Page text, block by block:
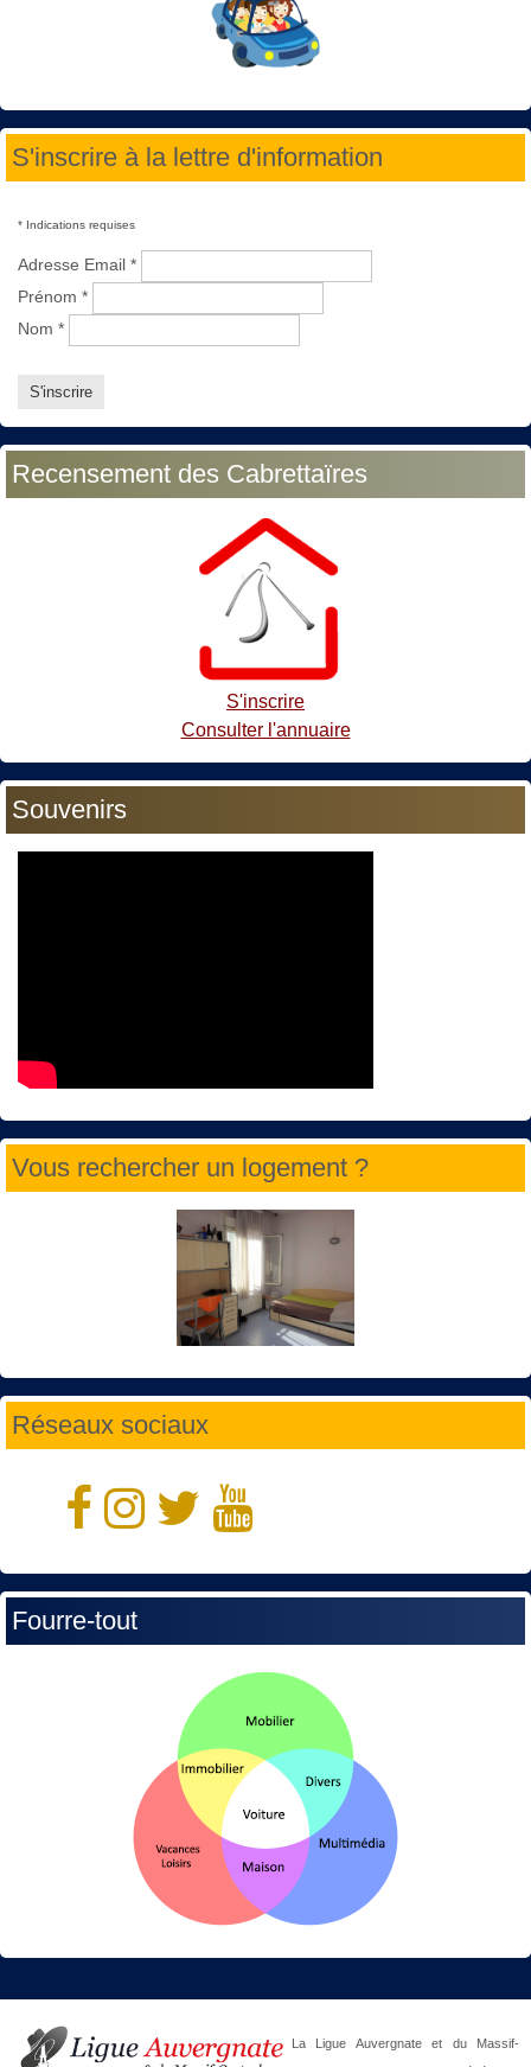
S'inscrire à la lettre d'information
* Indications requises
Adresse Email *
Prénom *
Nom *
Recensement des Cabrettaïres
S'inscrire
Consulter l'annuaire
Souvenirs
Vous rechercher un logement ?
Réseaux sociaux
Fourre-tout
La Ligue Auvergnate et du Massif-